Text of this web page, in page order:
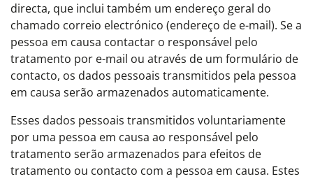
directa, que inclui também um endereço geral do
chamado correio electrónico (endereço de e-mail). Se a
pessoa em causa contactar o responsável pelo
tratamento por e-mail ou através de um formulário de
contacto, os dados pessoais transmitidos pela pessoa
em causa serão armazenados automaticamente.
Esses dados pessoais transmitidos voluntariamente
por uma pessoa em causa ao responsável pelo
tratamento serão armazenados para efeitos de
tratamento ou contacto com a pessoa em causa. Estes